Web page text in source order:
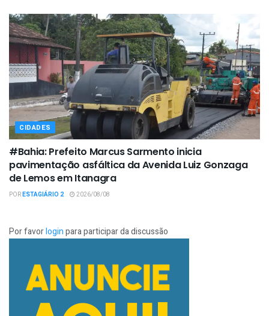
CIDADES
#Bahia: Prefeito Marcus Sarmento inicia
pavimentação asfáltica da Avenida Luiz Gonzaga
de Lemos em Itanagra
PORESTAGIÁRIO 2 2026/08/08
Por favorloginpara participar da discussão